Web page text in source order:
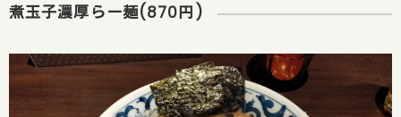
煮玉子濃厚らー麺(870円)